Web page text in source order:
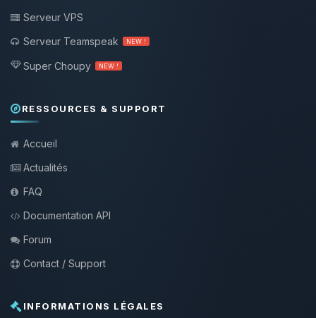
Serveur VPS
Serveur Teamspeak
NEW !
Super Choupy NEW !
RESSOURCES & SUPPORT
Accueil
Actualités
FAQ
Documentation API
Forum
Contact / Support
INFORMATIONS LÉGALES